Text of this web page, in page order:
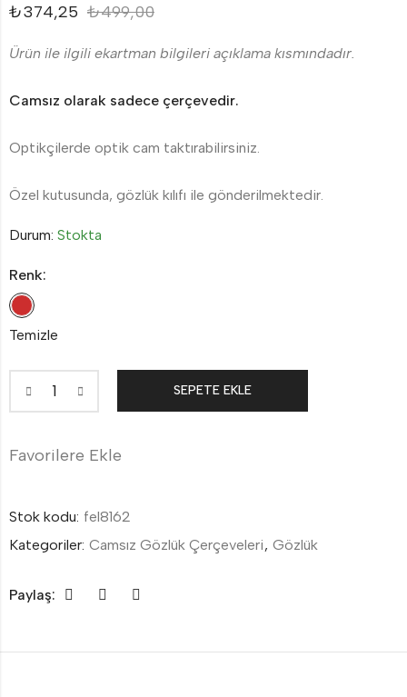
₺374,25 ₺499,00
Ürün ile ilgili ekartman bilgileri açıklama kısmındadır.
Camsız olarak sadece çerçevedir.
Optikçilerde optik cam taktırabilirsiniz.
Özel kutusunda, gözlük kılıfı ile gönderilmektedir.
Durum: Stokta
Renk:
Temizle
SEPETE EKLE
Favorilere Ekle
Stok kodu: fel8162
Kategoriler: Camsız Gözlük Çerçeveleri, Gözlük
Paylaş: